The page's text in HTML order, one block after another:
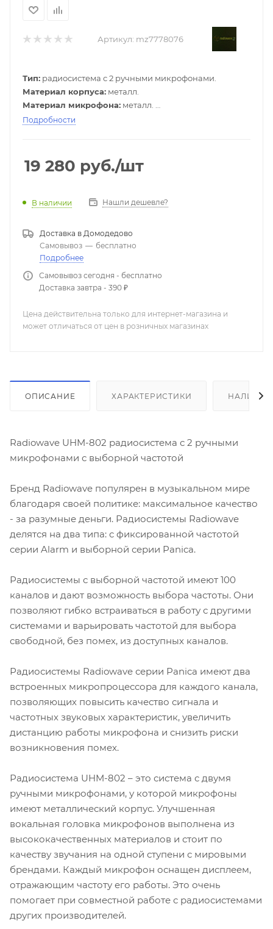
Артикул: mz7778076
Тип: радиосистема с 2 ручными микрофонами.
Материал корпуса: металл.
Материал микрофона: металл.
Цвет:черный.
Подробности
19 280 руб./шт
В наличии Нашли дешевле?
Доставка в Домодедово
Самовывоз — бесплатно
Подробнее
Самовывоз сегодня - бесплатно
Доставка завтра - 390 ₽
Цена действительна только для интернет-магазина и
может отличаться от цен в розничных магазинах
ОПИСАНИЕ ХАРАКТЕРИСТИКИ НАЛИЧИЕ
Radiowave UHM-802 радиосистема с 2 ручными
микрофонами с выборной частотой
Бренд Radiowave популярен в музыкальном мире
благодаря своей политике: максимальное качество
- за разумные деньги. Радиосистемы Radiowave
делятся на два типа: с фиксированной частотой
серии Alarm и выборной серии Panica.
Радиосистемы с выборной частотой имеют 100
каналов и дают возможность выбора частоты. Они
позволяют гибко встраиваться в работу с другими
системами и варьировать частотой для выбора
свободной, без помех, из доступных каналов.
Радиосистемы Radiowave серии Panica имеют два
встроенных микропроцессора для каждого канала,
позволяющих повысить качество сигнала и
частотных звуковых характеристик, увеличить
дистанцию работы микрофона и снизить риски
возникновения помех.
Радиосистема UHM-802 – это система с двумя
ручными микрофонами, у которой микрофоны
имеют металлический корпус. Улучшенная
вокальная головка микрофонов выполнена из
высококачественных материалов и стоит по
качеству звучания на одной ступени с мировыми
брендами. Каждый микрофон оснащен дисплеем,
отражающим частоту его работы. Это очень
помогает при совместной работе с радиосистемами
других производителей.